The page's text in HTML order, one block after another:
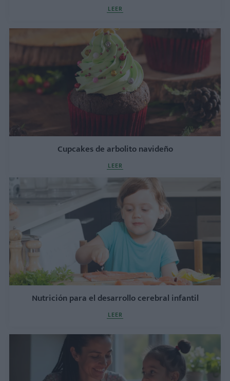
LEER
Cupcakes de arbolito navideño
LEER
Nutrición para el desarrollo cerebral infantil
LEER